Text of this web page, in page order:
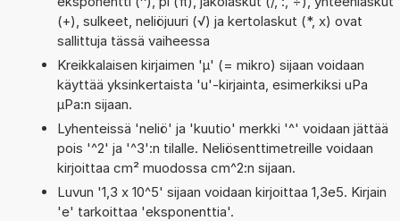
(+), sulkeet, neliöjuuri (√) ja kertolaskut (*, x) ovat
sallittuja tässä vaiheessa
Kreikkalaisen kirjaimen 'µ' (= mikro) sijaan voidaan
käyttää yksinkertaista 'u'-kirjainta, esimerkiksi uPa
µPa:n sijaan.
Lyhenteissä 'neliö' ja 'kuutio' merkki '^' voidaan jättää
pois '^2' ja '^3':n tilalle. Neliösenttimetreille voidaan
kirjoittaa cm² muodossa cm^2:n sijaan.
Luvun '1,3 x 10^5' sijaan voidaan kirjoittaa 1,3e5. Kirjain
'e' tarkoittaa 'eksponenttia'.